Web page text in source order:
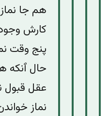
هم جا
کارش
پنج وقت
حال ٱنکه
عقل قبول
نماز